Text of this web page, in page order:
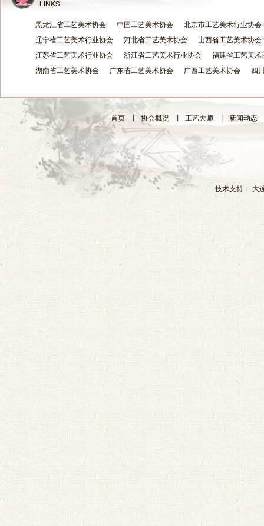
黑龙江省工艺美术协会 中国工艺美术协会
北京市工艺美术行业协会
辽宁省工艺美术行业协会
河北省工艺美术协会
山西省工艺美术协会
江苏省工艺美术行业协会
浙江省工艺美术行业协会
福建省工艺美术
湖南省工艺美术协会
广东省工艺美术协会 广西工艺美术协会 四
首页 丨 协会概况 工艺大师 新闻动态
技术支持： 大